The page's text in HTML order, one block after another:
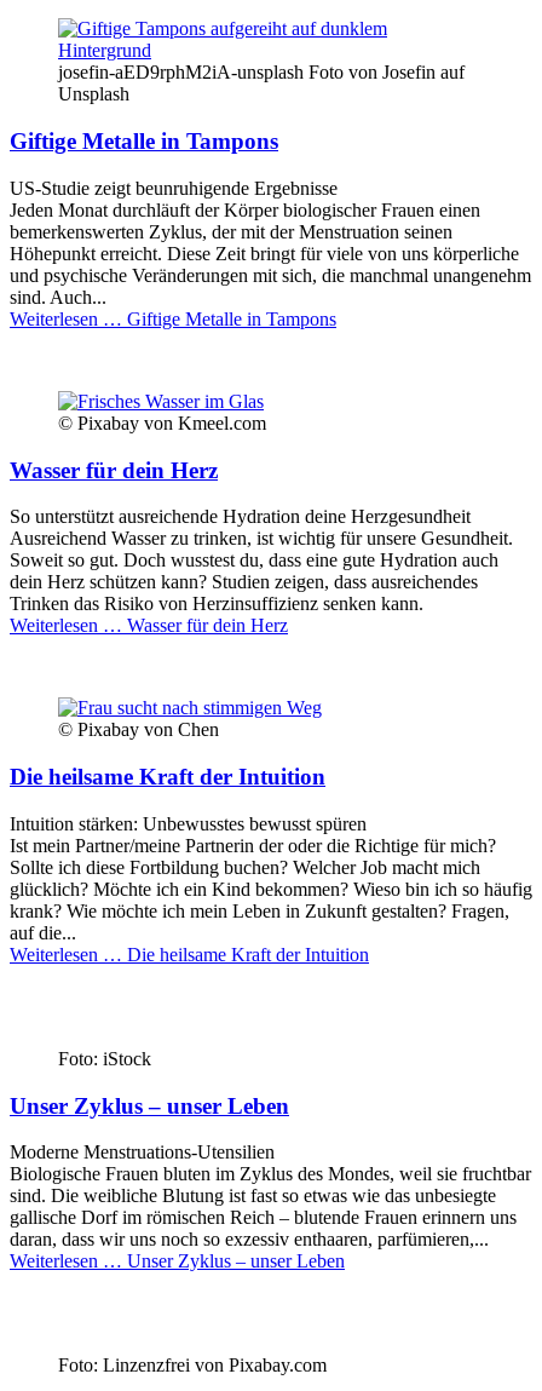
josefin-aED9rphM2iA-unsplash Foto von Josefin auf
Unsplash
Giftige Metalle in Tampons
US-Studie zeigt beunruhigende Ergebnisse
Jeden Monat durchläuft der Körper biologischer Frauen einen
bemerkenswerten Zyklus, der mit der Menstruation seinen
Höhepunkt erreicht. Diese Zeit bringt für viele von uns körperliche
und psychische Veränderungen mit sich, die manchmal unangenehm
sind. Auch...
Weiterlesen … Giftige Metalle in Tampons
© Pixabay von Kmeel.com
Wasser für dein Herz
So unterstützt ausreichende Hydration deine Herzgesundheit
Ausreichend Wasser zu trinken, ist wichtig für unsere Gesundheit.
Soweit so gut. Doch wusstest du, dass eine gute Hydration auch
dein Herz schützen kann? Studien zeigen, dass ausreichendes
Trinken das Risiko von Herzinsuffizienz senken kann.
Weiterlesen … Wasser für dein Herz
© Pixabay von Chen
Die heilsame Kraft der Intuition
Intuition stärken: Unbewusstes bewusst spüren
Ist mein Partner/meine Partnerin der oder die Richtige für mich?
Sollte ich diese Fortbildung buchen? Welcher Job macht mich
glücklich? Möchte ich ein Kind bekommen? Wieso bin ich so häufig
krank? Wie möchte ich mein Leben in Zukunft gestalten? Fragen,
auf die...
Weiterlesen … Die heilsame Kraft der Intuition
Foto: iStock
Unser Zyklus – unser Leben
Moderne Menstruations-Utensilien
Biologische Frauen bluten im Zyklus des Mondes, weil sie fruchtbar
sind. Die weibliche Blutung ist fast so etwas wie das unbesiegte
gallische Dorf im römischen Reich – blutende Frauen erinnern uns
daran, dass wir uns noch so exzessiv enthaaren, parfümieren,...
Weiterlesen … Unser Zyklus – unser Leben
Foto: Linzenzfrei von Pixabay.com